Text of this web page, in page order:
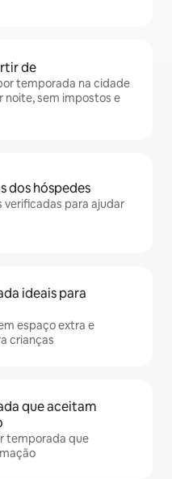
de
temporada na cidade
noite, sem impostos e
dos hóspedes
verificadas para ajudar
ideais para
espaço extra e
crianças
que aceitam
temporada que